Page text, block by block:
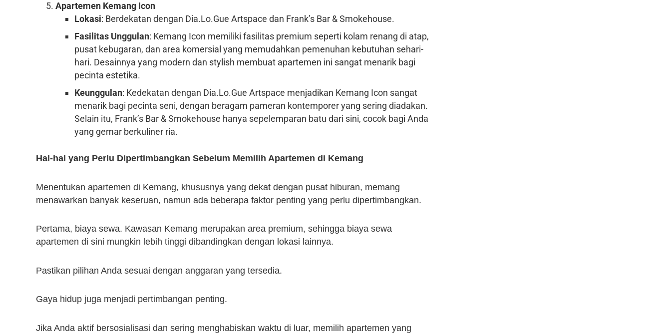
Apartemen Kemang Icon
Lokasi: Berdekatan dengan Dia.Lo.Gue Artspace dan Frank’s Bar & Smokehouse.
Fasilitas Unggulan: Kemang Icon memiliki fasilitas premium seperti kolam renang di atap,
pusat kebugaran, dan area komersial yang memudahkan pemenuhan kebutuhan sehari-
hari. Desainnya yang modern dan stylish membuat apartemen ini sangat menarik bagi
pecinta estetika.
Keunggulan: Kedekatan dengan Dia.Lo.Gue Artspace menjadikan Kemang Icon sangat
menarik bagi pecinta seni, dengan beragam pameran kontemporer yang sering diadakan.
Selain itu, Frank’s Bar & Smokehouse hanya sepelemparan batu dari sini, cocok bagi Anda
yang gemar berkuliner ria.
Hal-hal yang Perlu Dipertimbangkan Sebelum Memilih Apartemen di Kemang
Menentukan apartemen di Kemang, khususnya yang dekat dengan pusat hiburan, memang
menawarkan banyak keseruan, namun ada beberapa faktor penting yang perlu dipertimbangkan.
Pertama, biaya sewa. Kawasan Kemang merupakan area premium, sehingga biaya sewa
apartemen di sini mungkin lebih tinggi dibandingkan dengan lokasi lainnya.
Pastikan pilihan Anda sesuai dengan anggaran yang tersedia.
Gaya hidup juga menjadi pertimbangan penting.
Jika Anda aktif bersosialisasi dan sering menghabiskan waktu di luar, memilih apartemen yang